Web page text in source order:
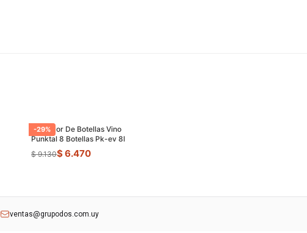
-29%
Enfriador De Botellas Vino
Punktal 8 Botellas Pk-ev 8l
$ 9.130$ 6.470
ventas@grupodos.com.uy